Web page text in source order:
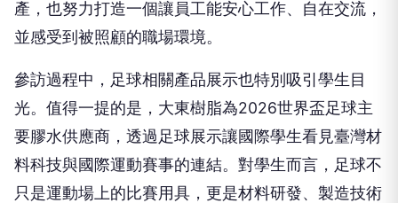
產，也努力打造一個讓員工能安心工作、自在交流，
並感受到被照顧的職場環境。
參訪過程中，足球相關產品展示也特別吸引學生目
光。值得一提的是，大東樹脂為2026世界盃足球主
要膠水供應商，透過足球展示讓國際學生看見臺灣材
料科技與國際運動賽事的連結。對學生而言，足球不
只是運動場上的比賽用具，更是材料研發、製造技術